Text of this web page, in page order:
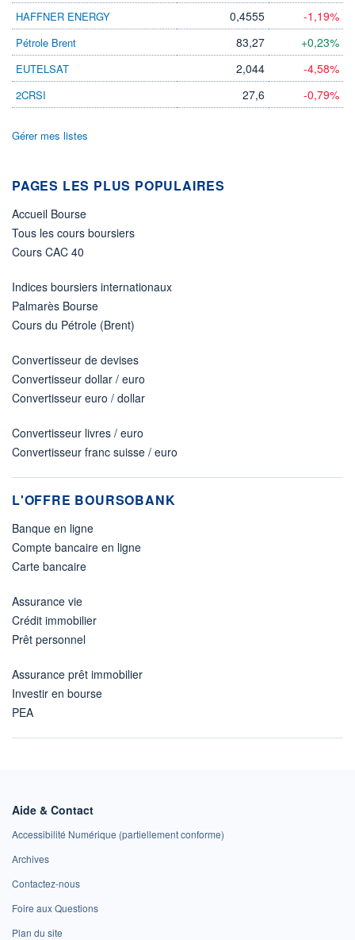
FONDS PARTENAIRES
TARIFS PRIVILÉGIÉS 0%
PEA
BOURSOVIE
Non éligible Boursobank
ACTIF NET (EUR)
RISQUE DU FONDS (SRI)
3/7
HAFFNER ENERGY 0,4555 -1,19%
Pétrole Brent 83,27 +0,23%
EUTELSAT 2,044 -4,58%
2CRSI 27,6 -0,79%
Gérer mes listes
PAGES LES PLUS POPULAIRES
Accueil Bourse
Tous les cours boursiers
Cours CAC 40
Indices boursiers internationaux
Palmarès Bourse
Cours du Pétrole (Brent)
Convertisseur de devises
Convertisseur dollar / euro
Convertisseur euro / dollar
Convertisseur livres / euro
Convertisseur franc suisse / euro
L'OFFRE BOURSOBANK
Banque en ligne
Compte bancaire en ligne
Carte bancaire
Assurance vie
Crédit immobilier
Prêt personnel
Assurance prêt immobilier
Investir en bourse
PEA
Aide & Contact
Accessibilité Numérique (partiellement conforme)
Archives
Contactez-nous
Foire aux Questions
Plan du site